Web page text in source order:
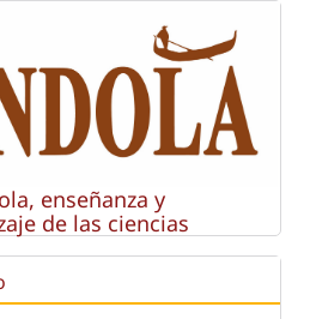
enseñanza y
de las ciencias